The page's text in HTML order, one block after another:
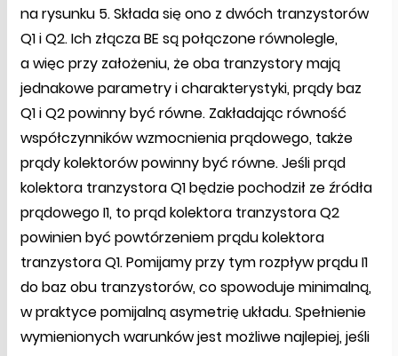
na rysunku 5. Składa się ono z dwóch tranzystorów
Q1 i Q2. Ich złącza BE są połączone równolegle,
a więc przy założeniu, że oba tranzystory mają
jednakowe parametry i charakterystyki, prądy baz
Q1 i Q2 powinny być równe. Zakładając równość
współczynników wzmocnienia prądowego, także
prądy kolektorów powinny być równe. Jeśli prąd
kolektora tranzystora Q1 będzie pochodził ze źródła
prądowego I1, to prąd kolektora tranzystora Q2
powinien być powtórzeniem prądu kolektora
tranzystora Q1. Pomijamy przy tym rozpływ prądu I1
do baz obu tranzystorów, co spowoduje minimalną,
w praktyce pomijalną asymetrię układu. Spełnienie
wymienionych warunków jest możliwe najlepiej, jeśli